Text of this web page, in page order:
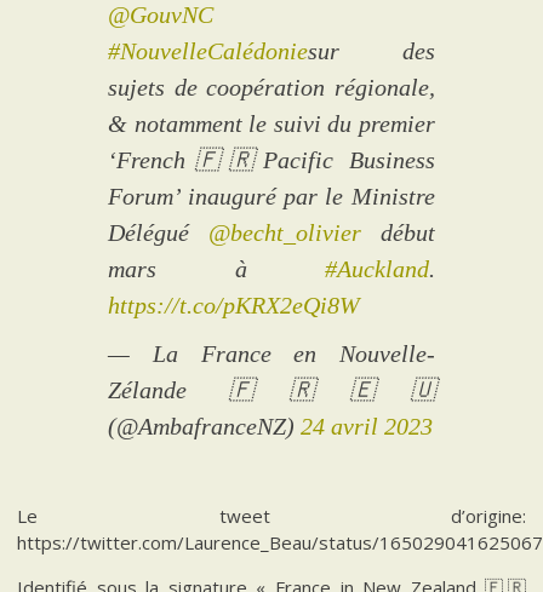
@GouvNC
#NouvelleCalédoniesur des
sujets de coopération régionale,
& notamment le suivi du premier
‘French🇫🇷Pacific Business
Forum’ inauguré par le Ministre
Délégué @becht_olivier début
mars à #Auckland.
https://t.co/pKRX2eQi8W
— La France en Nouvelle-
Zélande 🇫🇷🇪🇺
(@AmbafranceNZ)24 avril 2023
Le tweet d’origine:
https://twitter.com/Laurence_Beau/status/
Identifié sous la signature « France in New Zealand 🇫🇷